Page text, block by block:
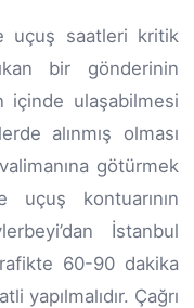
uçuş saatleri kritik
bir gönderinin
içinde ulaşabilmesi
alınmış olması
götürmek
kontuarının
İstanbul
60-90 dakika
yapılmalıdır. Çağrı